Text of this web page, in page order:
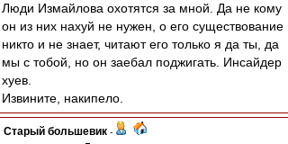
Люди Измайлова охотятся за мной. Да не кому
он из них нахуй не нужен, о его существование
никто и не знает, читают его только я да ты, да
мы с тобой, но он заебал поджигать. Инсайдер
хуев.
Извините, накипело.
Старый большевик -